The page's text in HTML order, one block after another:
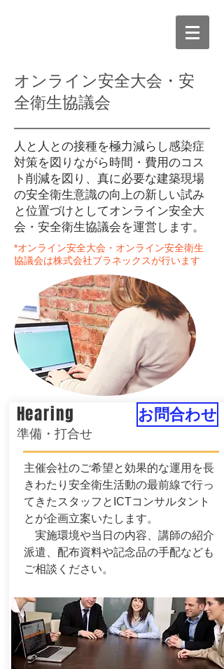
オンライン安全大会・安
全衛生協議会
人と人との接種を極力減らし感染症
対策を図りながら時間・費用のコス
ト削減を図り、真に必要な建築現場
の安全衛生意識の向上の新しい試み
と位置づけとしてオンライン安全大
会・安全衛生協議会を運営します。
*オンライン安全大会・オンライン安全衛生
協議会は株式会社プラネックスが行います
Hearing
準備・打合せ
主催会社のご希望と効果的な運用を長
きわたり安全衛生活動の最前線で行っ
てきたスタッフとICTコンサルタント
とが企画立案いたします。
​ 実施環境や当日の内容、講師の紹介
派遣、配布資料や記念品の手配なども
ご相談ください。
お問合わせ